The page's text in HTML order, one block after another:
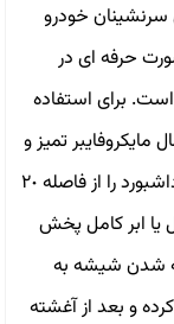
خودرو
حرفه اى در
براى استفاده
تميز و
نم دار از گرد و غبار پاک نمایید و سپس واكس داشبورد را از فاصله ٢٠
يا ابر كامل پخش
شدن شيشه به
و بعد از آغشته